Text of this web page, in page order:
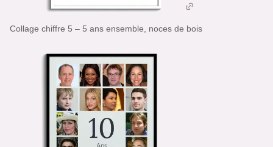
Collage chiffre 5 – 5 ans ensemble, noces de bois